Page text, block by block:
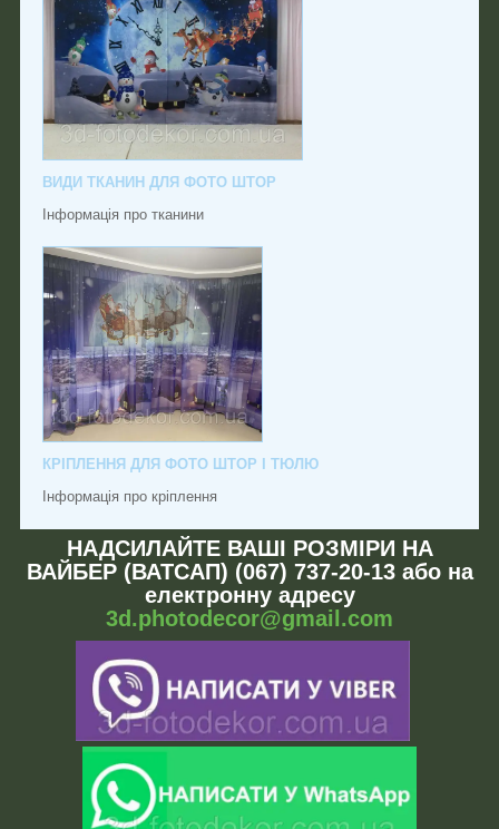
ВИДИ ТКАНИН ДЛЯ ФОТО ШТОР
Інформація про тканини
КРІПЛЕННЯ ДЛЯ ФОТО ШТОР І ТЮЛЮ
Інформація про кріплення
НАДСИЛАЙТЕ ВАШІ РОЗМІРИ НА
ВАЙБЕР (ВАТСАП) (067) 737-20-13 або на
електронну адресу
3d.photodecor@gmail.com